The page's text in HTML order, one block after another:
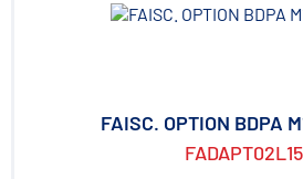
FAISC. OPTION BDPA
FADAPT02L15